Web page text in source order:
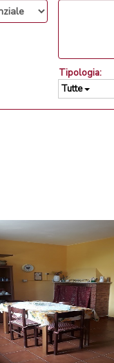
Tipologia:
Tutte